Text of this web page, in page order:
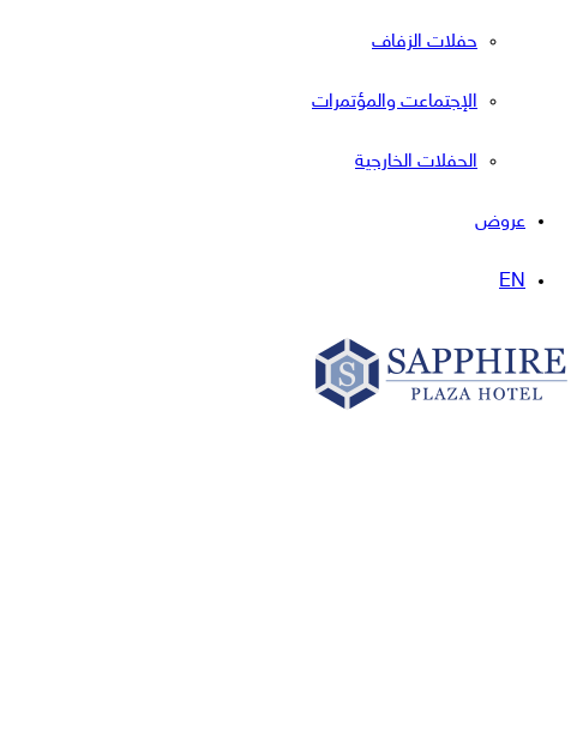
حفلات الزفاف
الإجتماعت والمؤتمرات
الحفلات الخارجية
عروض
EN